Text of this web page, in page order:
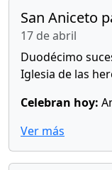
San Aniceto
17 de abril
Duodécimo
Iglesia de las
Celebran hoy:
Ver más